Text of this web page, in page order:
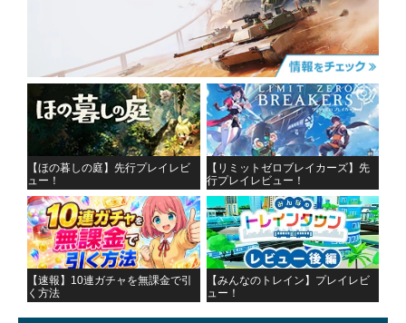
【ほの暮しの庭】先行プレイレビ
ュー！
【リミットゼロブレイカーズ】先
行プレイレビュー！
【速報】10連ガチャを無課金で引
く方法
【みんなのトレイン】プレイレビ
ュー！